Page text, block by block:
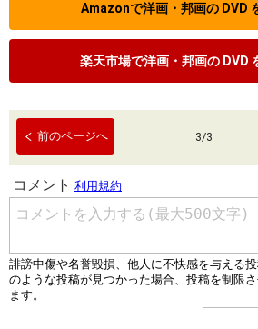
Amazonで洋画・邦画の DVD
楽天市場で洋画・邦画の DVD
前のページへ 3/3